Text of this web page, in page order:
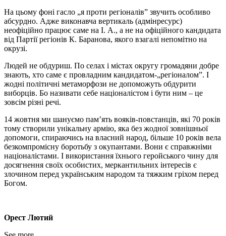
На цьому фоні гасло „я проти регіоналів” звучить особливо
абсурдно. Адже виконавча вертикаль (адмінресурс)
неофіційно працює саме на І. А., а не на офіційного кандидата
від Партії регіонів К. Баранова, якого взагалі непомітно на
окрузі.
Людей не обдуриш. По селах і містах округу громадяни добре
знають, хто саме є провладним кандидатом-„регіоналом”. І
жодні політичні метаморфози не допоможуть обдурити
виборців. Бо називати себе націоналістом і бути ним – це
зовсім різні речі.
14 жовтня ми шануємо пам’ять вояків-повстанців, які 70 років
тому створили унікальну армію, яка без жодної зовнішньої
допомоги, спираючись на власний народ, більше 10 років вела
безкомпромісну боротьбу з окупантами. Вони є справжніми
націоналістами. І використання їхнього геройського чину для
досягнення своїх особистих, меркантильних інтересів є
злочином перед українським народом та тяжким гріхом перед
Богом.
Орест Лютий